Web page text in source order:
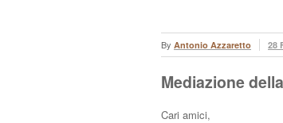
By Antonio Azzaretto 28
Mediazione
Cari amici,